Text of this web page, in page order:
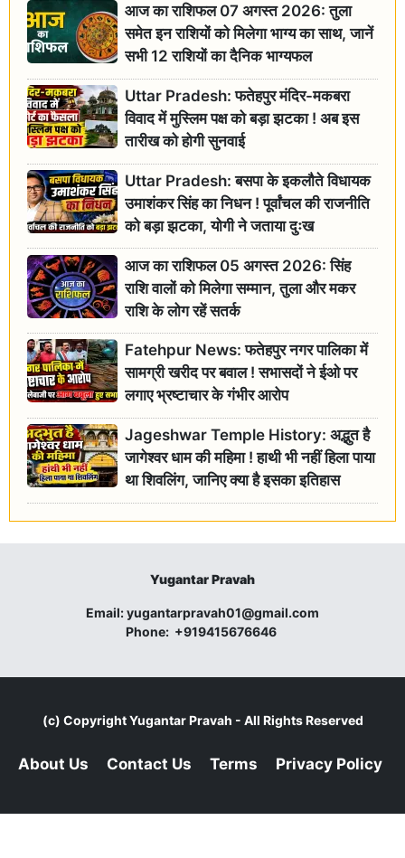
आज का राशिफल 07 अगस्त 2026: तुला
समेत इन राशियों को मिलेगा भाग्य का साथ, जानें
सभी 12 राशियों का दैनिक भाग्यफल
Uttar Pradesh: फतेहपुर मंदिर-मकबरा
विवाद में मुस्लिम पक्ष को बड़ा झटका ! अब इस
तारीख को होगी सुनवाई
Uttar Pradesh: बसपा के इकलौते विधायक
उमाशंकर सिंह का निधन ! पूर्वांचल की राजनीति
को बड़ा झटका, योगी ने जताया दुःख
आज का राशिफल 05 अगस्त 2026: सिंह
राशि वालों को मिलेगा सम्मान, तुला और मकर
राशि के लोग रहें सतर्क
Fatehpur News: फतेहपुर नगर पालिका में
सामग्री खरीद पर बवाल ! सभासदों ने ईओ पर
लगाए भ्रष्टाचार के गंभीर आरोप
Jageshwar Temple History: अद्भुत है
जागेश्वर धाम की महिमा ! हाथी भी नहीं हिला पाया
था शिवलिंग, जानिए क्या है इसका इतिहास
Yugantar Pravah
Email:yugantarpravah01@gmail.com
Phone: +919415676646
(c) CopyrightYugantar Pravah - All Rights Reserved
About Us Contact Us Terms Privacy Policy